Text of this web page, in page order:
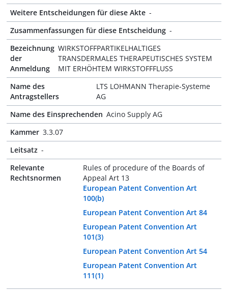
Weitere Entscheidungen für diese Akte -
Zusammenfassungen für diese Entscheidung -
Bezeichnung
der
Anmeldung
WIRKSTOFFPARTIKELHALTIGES
TRANSDERMALES THERAPEUTISCHES SYSTEM
MIT ERHÖHTEM WIRKSTOFFFLUSS
Name des
Antragstellers
LTS LOHMANN Therapie-Systeme
AG
Name des Einsprechenden Acino Supply AG
Kammer 3.3.07
Leitsatz -
Relevante
Rechtsnormen
Rules of procedure of the Boards of
Appeal Art 13
European Patent Convention Art
100(b)
European Patent Convention Art 84
European Patent Convention Art
101(3)
European Patent Convention Art 54
European Patent Convention Art
111(1)